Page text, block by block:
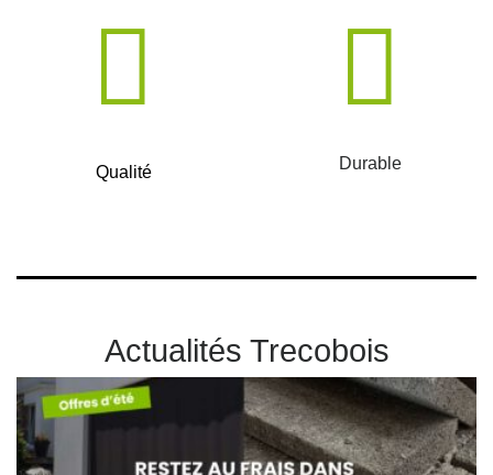
Qualité Durable
Actualités Trecobois